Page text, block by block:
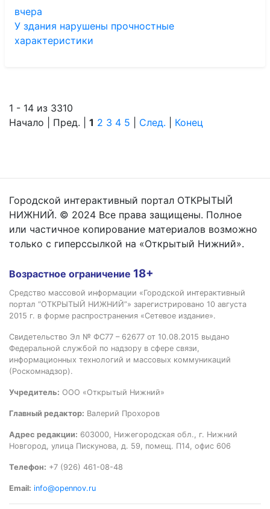
вчера
У здания нарушены прочностные
характеристики
1 - 14 из 3310
Начало | Пред. | 1 2 3 4 5 След. Конец
Городской интерактивный портал ОТКРЫТЫЙ
НИЖНИЙ. © 2024 Все права защищены. Полное
или частичное копирование материалов возможно
только с гиперссылкой на «Открытый Нижний».
Возрастное ограничение 18+
Средство массовой информации «Городской интерактивный
портал “ОТКРЫТЫЙ НИЖНИЙ”» зарегистрировано 10 августа
2015 г. в форме распространения «Сетевое издание».
Свидетельство Эл № ФС77 – 62677 от 10.08.2015 выдано
Федеральной службой по надзору в сфере связи,
информационных технологий и массовых коммуникаций
(Роскомнадзор).
Учредитель: ООО «Открытый Нижний»
Главный редактор: Валерий Прохоров
Адрес редакции: 603000, Нижегородская обл., г. Нижний
Новгород, улица Пискунова, д. 59, помещ. П14, офис 606
Телефон: +7 (926) 461-08-48
Email: info@opennov.ru